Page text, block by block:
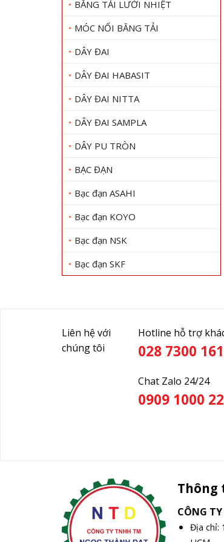
BĂNG TẢI LƯỚI NHIỆT
MÓC NỐI BĂNG TẢI
DÂY ĐAI
DÂY ĐAI HABASIT
DÂY ĐAI NITTA
DÂY ĐAI SAMPLA
DÂY PU TRÒN
BẠC ĐẠN
Bạc đạn ASAHI
Bạc đạn KOYO
Bạc đạn NSK
Bạc đạn SKF
Liên hệ với
chúng tôi
Hotline hỗ trợ
028 7300
Chat Zalo 24/24
0909 1000 22
Thông
CÔNG
Địa chỉ: